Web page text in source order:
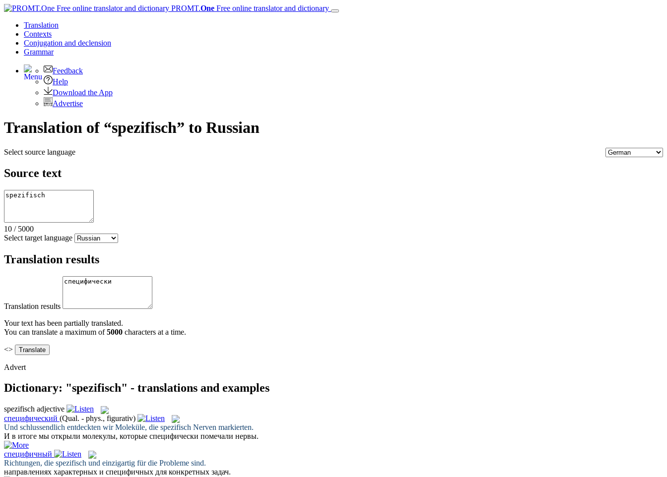
PROMT.One Free online translator and dictionary
Translation
Contexts
Conjugation and declension
Grammar
Feedback
Help
Download the App
Advertise
Translation of “spezifisch” to Russian
Select source language
Source text
10 / 5000
Select target language
Translation results
Translation results
Your text has been partially translated.
You can translate a maximum of5000 characters at a time.
<>
Advert
Dictionary: "spezifisch" - translations and examples
spezifisch adjective
специфический (Qual. - phys., figurativ)
Und schlussendlich entdeckten wir Moleküle, die spezifisch Nerven markierten.
И в итоге мы открыли молекулы, которые специфически помечали нервы.
специфичный
Richtungen, die spezifisch und einzigartig für die Probleme sind.
направлениях характерных и специфичных для конкретных задач.